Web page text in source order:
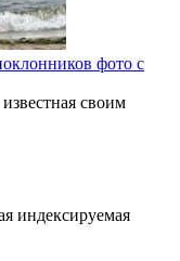
фото с
своим
индексируемая